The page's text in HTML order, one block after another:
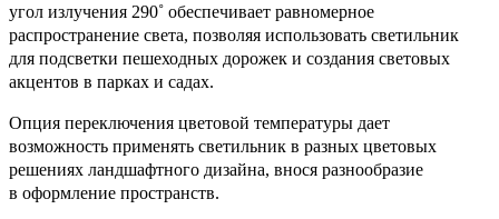
угол излучения 290˚ обеспечивает равномерное
распространение света, позволяя использовать светильник
для подсветки пешеходных дорожек и создания световых
акцентов в парках и садах.
Опция переключения цветовой температуры дает
возможность применять светильник в разных цветовых
решениях ландшафтного дизайна, внося разнообразие
в оформление пространств.